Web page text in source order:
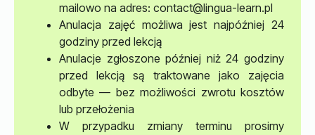
mailowo na adres: contact@lingua-learn.pl
Anulacja zajęć możliwa jest najpóźniej 24
godziny przed lekcją
Anulacje zgłoszone później niż 24 godziny
przed lekcją są traktowane jako zajęcia
odbyte — bez możliwości zwrotu kosztów
lub przełożenia
W przypadku zmiany terminu prosimy